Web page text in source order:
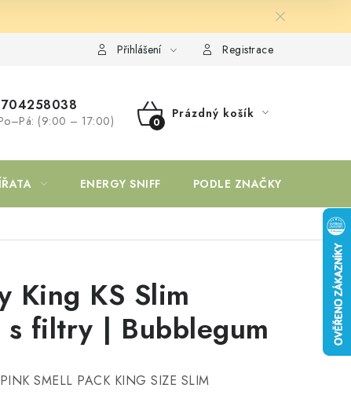
Přihlášení Registrace
704258038
(9:00 – 17:00)
NÁKUPNÍ
Prázdný košík
ENERGY SNIFF PODLE ZNAČKY
King KS Slim
s filtry | Bubblegum
SMELL PACK KING SIZE SLIM